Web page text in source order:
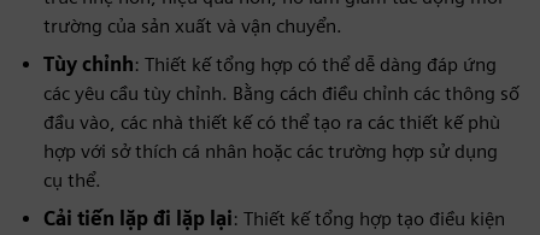
trường của sản xuất và vận chuyển.
Tùy chỉnh: Thiết kế tổng hợp có thể dễ dàng đáp ứng
các yêu cầu tùy chỉnh. Bằng cách điều chỉnh các thông số
đầu vào, các nhà thiết kế có thể tạo ra các thiết kế phù
hợp với sở thích cá nhân hoặc các trường hợp sử dụng
cụ thể.
Cải tiến lặp đi lặp lại: Thiết kế tổng hợp tạo điều kiện